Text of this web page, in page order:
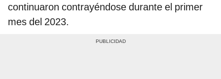
continuaron contrayéndose durante el primer
mes del 2023.